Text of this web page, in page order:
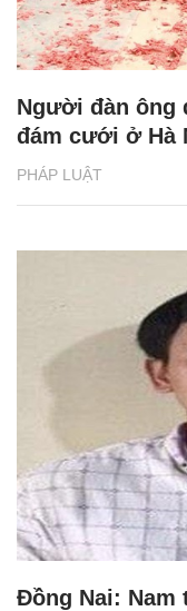
PHÁP LUẬT
Người đàn ông
đám cưới ở Hà
Đồng Nai: Nam